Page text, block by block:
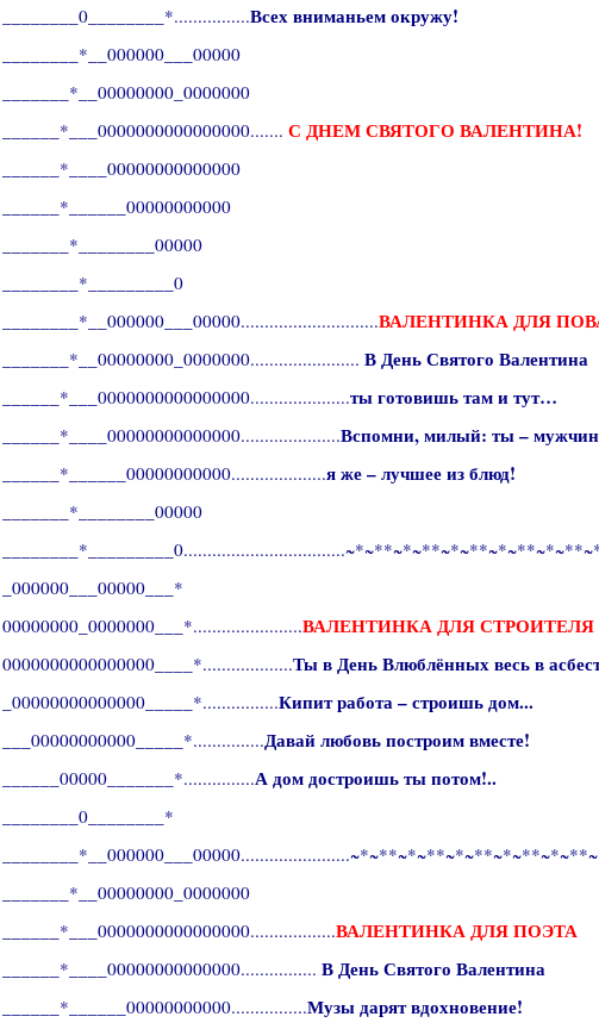
________0________*................Всех вниманьем окружу!
________*__000000___00000
_______*__00000000_0000000
______*___0000000000000000.......С ДНЕМ СВЯТОГО ВАЛЕНТИНА!
______*____00000000000000
______*______00000000000
_______*________00000
________*_________0
________*__000000___00000.............................ВАЛЕНТИНКА ДЛЯ
_______*__00000000_0000000.......................В День Святого Валентина
______*___0000000000000000.....................ты готовишь там и тут…
______*____00000000000000.....................Вспомни, милый: ты –
______*______00000000000....................я же – лучшее из блюд!
_______*________00000
_000000___00000___*
00000000_0000000___*.......................ВАЛЕНТИНКА ДЛЯ СТРОИТЕЛЯ
0000000000000000____*...................Ты в День Влюблённых весь в
_00000000000000_____*................Кипит работа – строишь дом...
___00000000000_____*...............Давай любовь построим вместе!
______00000_______*...............А дом достроишь ты потом!..
________0________*
_______*__00000000_0000000
______*___0000000000000000..................ВАЛЕНТИНКА ДЛЯ ПОЭТА
______*____00000000000000................В День Святого Валентина
______*______00000000000................Музы дарят вдохновение!